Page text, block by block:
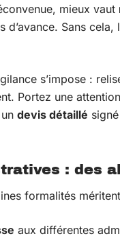
mieux vaut
d’avance. Sans
s’impose :
Portez une
devis détaillé
: des
formalités
aux différentes